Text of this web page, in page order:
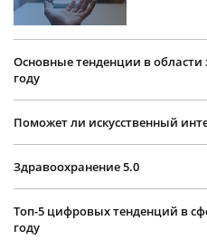
Основные тенденции в области
году
Поможет ли искусственный
Здравоохранение 5.0
Топ-5 цифровых тенденций в
году